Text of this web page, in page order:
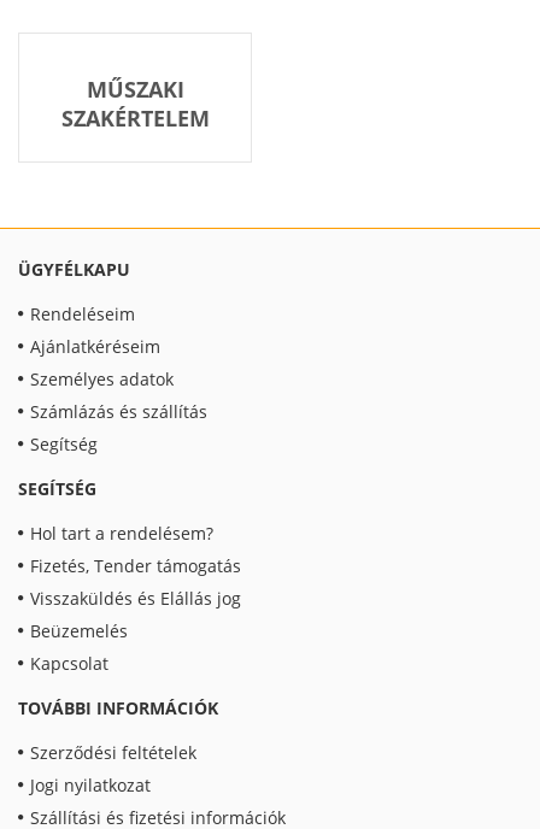
MŰSZAKI
SZAKÉRTELEM
ÜGYFÉLKAPU
Rendeléseim
Ajánlatkéréseim
Személyes adatok
Számlázás és szállítás
Segítség
SEGÍTSÉG
Hol tart a rendelésem?
Fizetés, Tender támogatás
Visszaküldés és Elállás jog
Beüzemelés
Kapcsolat
TOVÁBBI INFORMÁCIÓK
Szerződési feltételek
Jogi nyilatkozat
Szállítási és fizetési információk